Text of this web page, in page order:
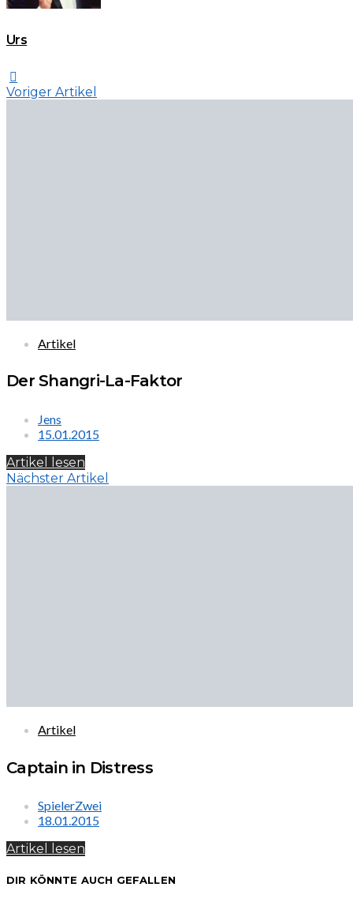
Urs
Voriger Artikel
Artikel
Der Shangri-La-Faktor
Jens
15.01.2015
Artikel lesen
Nächster Artikel
Artikel
Captain in Distress
SpielerZwei
18.01.2015
Artikel lesen
DIR KÖNNTE AUCH GEFALLEN